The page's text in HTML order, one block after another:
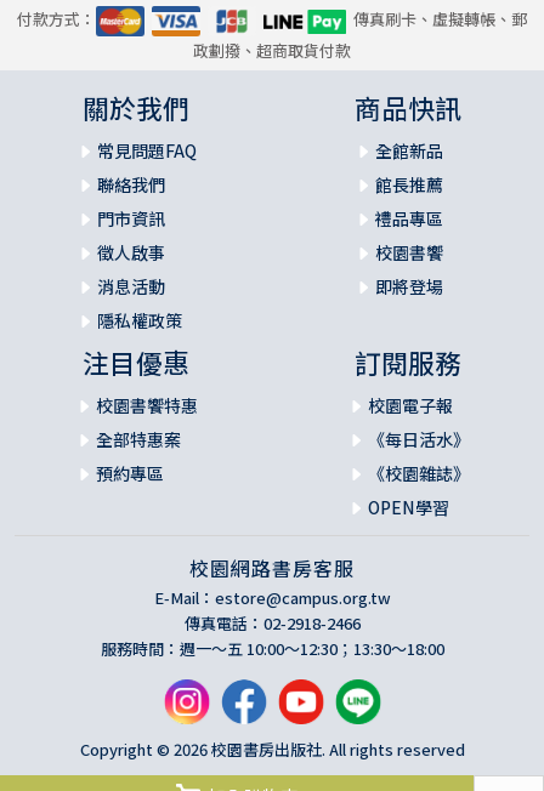
付款方式：
傳真刷卡、虛擬轉帳、郵
政劃撥、超商取貨付款
關於我們
常見問題FAQ
聯絡我們
門市資訊
徵人啟事
消息活動
隱私權政策
商品快訊
全館新品
館長推薦
禮品專區
校園書饗
即將登場
注目優惠
校園書饗特惠
全部特惠案
預約專區
訂閱服務
校園電子報
《每日活水》
《校園雜誌》
OPEN學習
校園網路書房客服
E-Mail： estore@campus.org.tw
傳真電話：02-2918-2466
服務時間：週一～五 10:00～12:30；13:30～18:00
Copyright © 2026 校園書房出版社. All rights reserved